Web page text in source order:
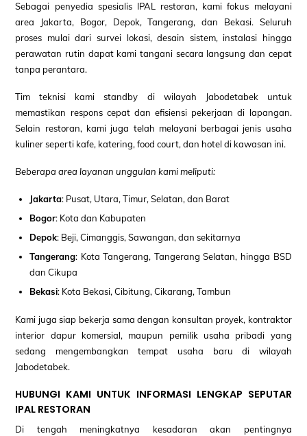
Sebagai penyedia spesialis IPAL restoran, kami fokus melayani
area Jakarta, Bogor, Depok, Tangerang, dan Bekasi. Seluruh
proses mulai dari survei lokasi, desain sistem, instalasi hingga
perawatan rutin dapat kami tangani secara langsung dan cepat
tanpa perantara.
Tim teknisi kami standby di wilayah Jabodetabek untuk
memastikan respons cepat dan efisiensi pekerjaan di lapangan.
Selain restoran, kami juga telah melayani berbagai jenis usaha
kuliner seperti kafe, katering, food court, dan hotel di kawasan ini.
Beberapa area layanan unggulan kami meliputi:
Jakarta: Pusat, Utara, Timur, Selatan, dan Barat
Bogor: Kota dan Kabupaten
Depok: Beji, Cimanggis, Sawangan, dan sekitarnya
Tangerang: Kota Tangerang, Tangerang Selatan, hingga BSD
dan Cikupa
Bekasi: Kota Bekasi, Cibitung, Cikarang, Tambun
Kami juga siap bekerja sama dengan konsultan proyek, kontraktor
interior dapur komersial, maupun pemilik usaha pribadi yang
sedang mengembangkan tempat usaha baru di wilayah
Jabodetabek.
HUBUNGI KAMI UNTUK INFORMASI LENGKAP SEPUTAR
IPAL RESTORAN
Di tengah meningkatnya kesadaran akan pentingnya